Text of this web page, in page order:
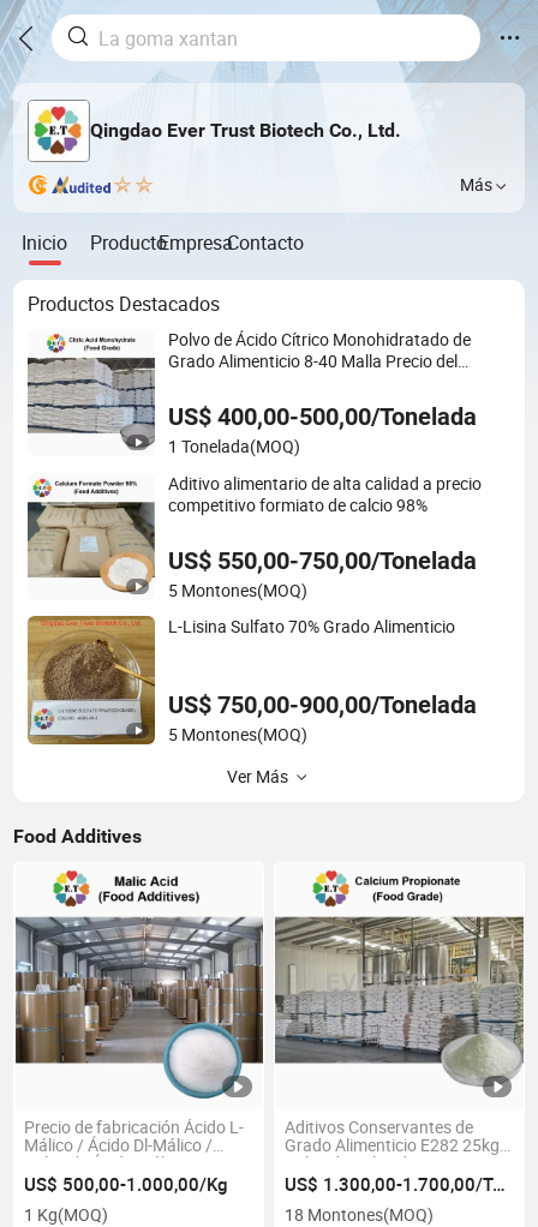
Qingdao Ever Trust Biotech Co., Ltd.
Más
Inicio ProductoEmpresaContacto
Productos Destacados
Polvo de Ácido Cítrico Monohidratado de
Grado Alimenticio 8-40 Malla Precio del
US$ 400,00-500,00/Tonelada
1 Tonelada(MOQ)
Aditivo alimentario de alta calidad a precio
competitivo formiato de calcio 98%
US$ 550,00-750,00/Tonelada
5 Montones(MOQ)
L-Lisina Sulfato 70% Grado Alimenticio
US$ 750,00-900,00/Tonelada
5 Montones(MOQ)
Ver Más
Food Additives
Precio de fabricación Ácido L-
Málico / Ácido Dl-Málico /
Polvo de Ácido Málico CAS 97-
67-6
US$ 500,00-1.000,00/Kg
1 Kg(MOQ)
Aditivos Conservantes de
Grado Alimenticio E282 25kg
Bolsa de Polvo de Propionato
de Calcio
US$ 1.300,00-1.700,00/Tonelada
18 Montones(MOQ)